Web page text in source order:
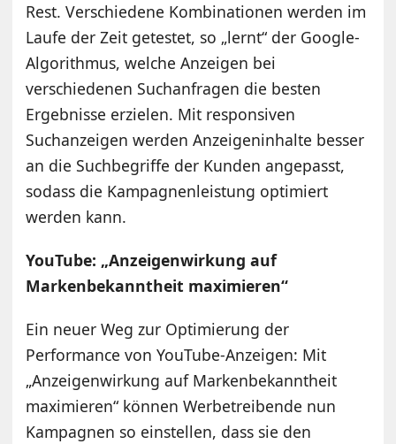
Rest. Verschiedene Kombinationen werden im
Laufe der Zeit getestet, so „lernt“ der Google-
Algorithmus, welche Anzeigen bei
verschiedenen Suchanfragen die besten
Ergebnisse erzielen. Mit responsiven
Suchanzeigen werden Anzeigeninhalte besser
an die Suchbegriffe der Kunden angepasst,
sodass die Kampagnenleistung optimiert
werden kann.
YouTube: „Anzeigenwirkung auf
Markenbekanntheit maximieren“
Ein neuer Weg zur Optimierung der
Performance von YouTube-Anzeigen: Mit
„Anzeigenwirkung auf Markenbekanntheit
maximieren“ können Werbetreibende nun
Kampagnen so einstellen, dass sie den